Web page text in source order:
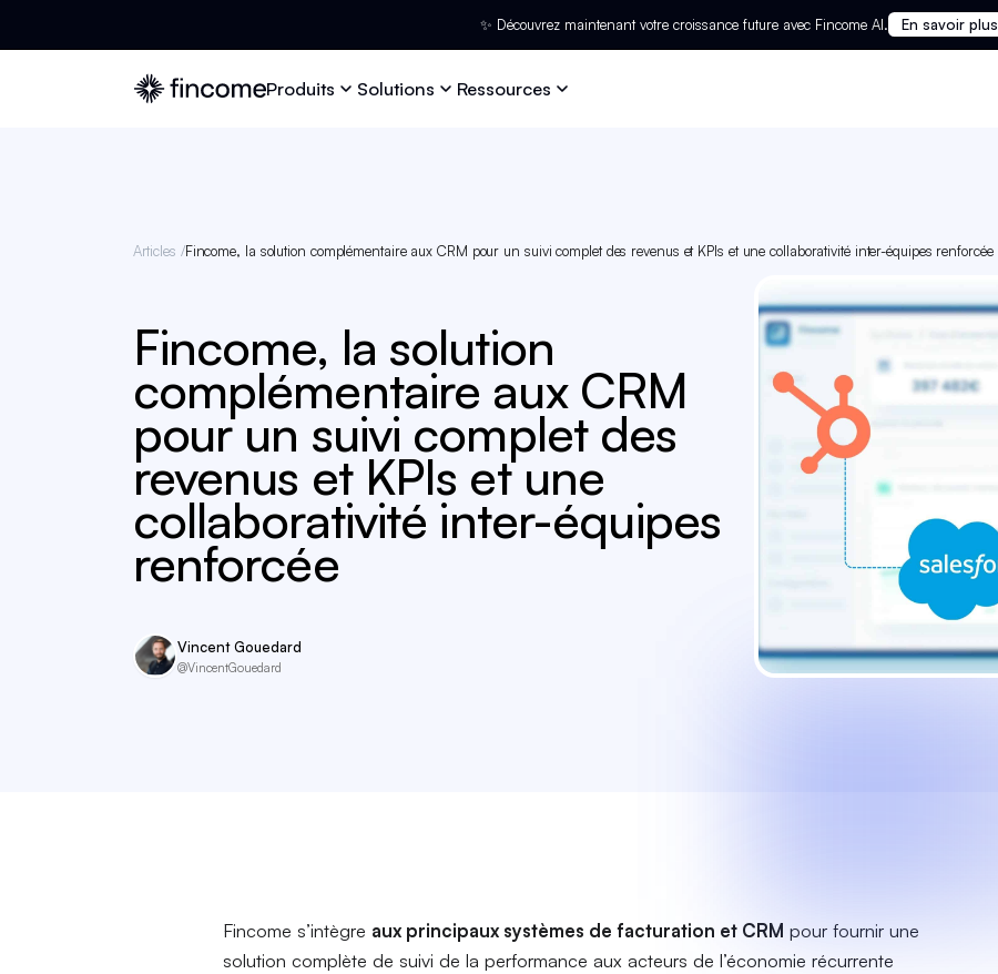
✨ Découvrez maintenant votre croissance future avec Fincome AI. En savoir plus
Produits Solutions Ressources
Articles /Fincome, la solution complémentaire aux CRM pour un suivi complet des revenus et KPIs et une collaborativité inter-équipes renforcée
Fincome, la solution
complémentaire aux CRM
pour un suivi complet des
revenus et KPIs et une
collaborativité inter-équipes
renforcée
Vincent Gouedard
@VincentGouedard
Fincome s’intègre aux principaux systèmes de facturation et CRM pour fournir une
solution complète de suivi de la performance aux acteurs de l’économie récurrente